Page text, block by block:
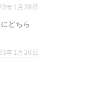
年1月28日
どちら
年1月26日